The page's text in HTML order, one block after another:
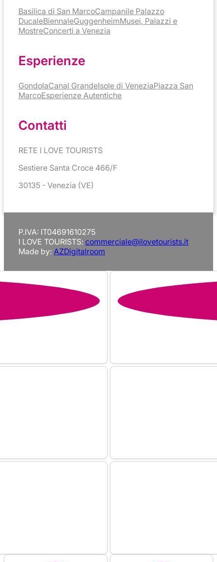
Basilica di San MarcoCampanile Palazzo
DucaleBiennaleGuggenheimMusei, Palazzi e
MostreConcerti a Venezia
Esperienze
GondolaCanal GrandeIsole di VeneziaPiazza San
MarcoEsperienze Autentiche
Contatti
RETE I LOVE TOURISTS
Sestiere Santa Croce 466/F
30135 - Venezia (VE)
P.IVA: IT04691610275
I LOVE TOURISTS: commerciale@ilovetourists.it
Made by: AZDigitalroom